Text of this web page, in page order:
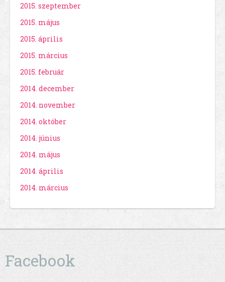
2015. szeptember
2015. május
2015. április
2015. március
2015. február
2014. december
2014. november
2014. október
2014. június
2014. május
2014. április
2014. március
Facebook